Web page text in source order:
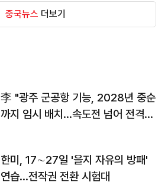
중국뉴스 더보기
李 "광주 군공항 기능, 2028년 중순
까지 임시 배치…속도전 넘어 전격
한미, 17∼27일 '을지 자유의 방패'
연습…전작권 전환 시험대